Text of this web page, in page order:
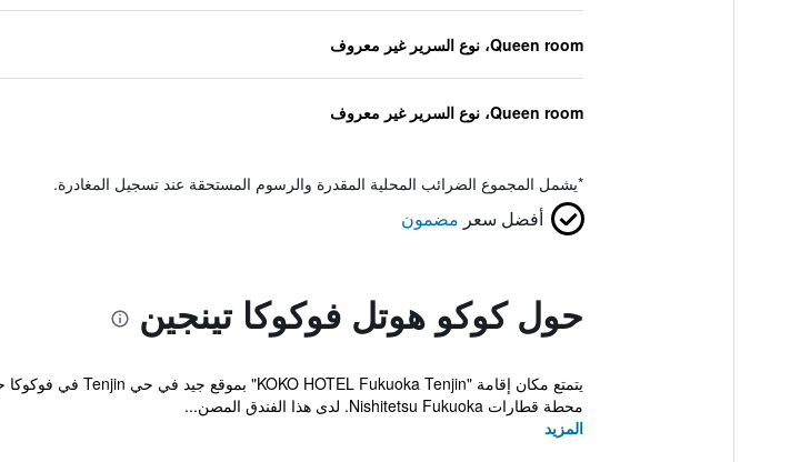
Queen room، نوع السرير غير معروف
Queen room، نوع السرير غير معروف
*يشمل المجموع الضرائب المحلية المقدرة والرسوم المستحقة عند تسجيل المغادرة.
أفضل سعر مضمون
حول كوكو هوتل فوكوكا تينجين
محطة قطارات Nishitetsu Fukuoka. لدى هذا الفندق المصن...
المزيد